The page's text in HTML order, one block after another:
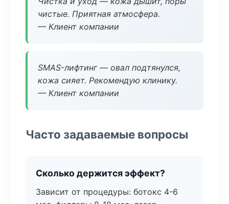
чистые. Приятная атмосфера.
— Клиент компании
SMAS-лифтинг — овал подтянулся,
кожа сияет. Рекомендую клинику.
— Клиент компании
Часто задаваемые вопросы
Сколько держится эффект?
Зависит от процедуры: ботокс 4-6